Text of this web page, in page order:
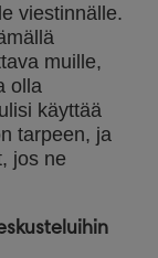
viestinnälle.
muille,
olla
käyttää
tarpeen, ja
jos ne